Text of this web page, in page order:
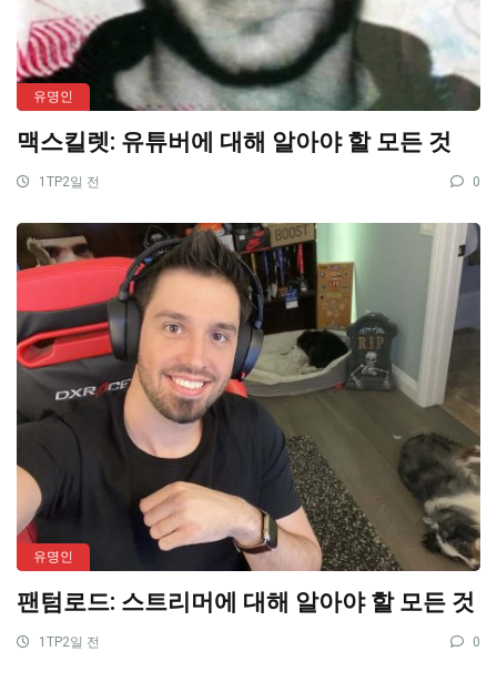
유명인
맥스킬렛: 유튜버에 대해 알아야 할 모든 것
1TP2일 전 0
유명인
팬텀로드: 스트리머에 대해 알아야 할 모든 것
1TP2일 전 0